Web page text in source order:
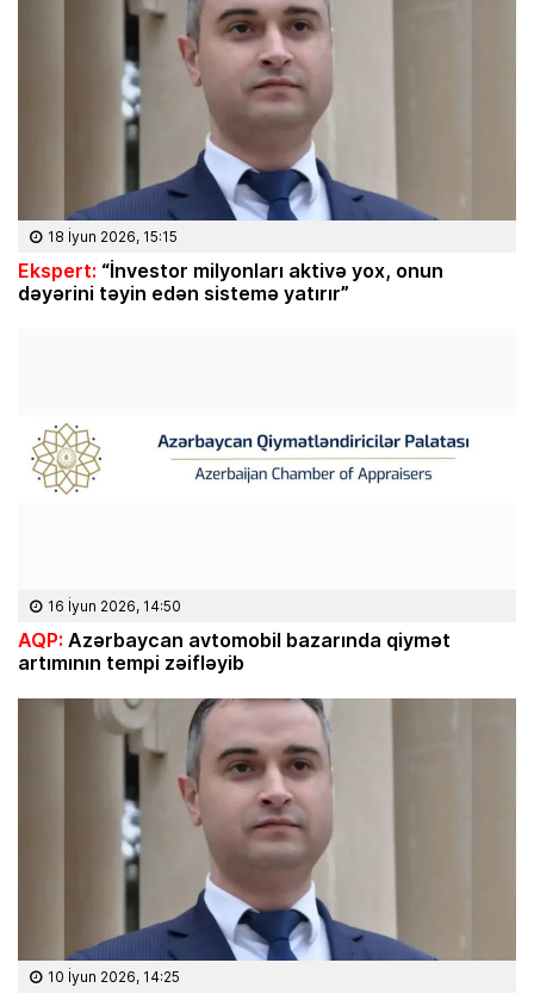
18 İyun 2026, 15:15
Ekspert: “İnvestor milyonları aktivə yox, onun
dəyərini təyin edən sistemə yatırır”
16 İyun 2026, 14:50
AQP: Azərbaycan avtomobil bazarında qiymət
artımının tempi zəifləyib
10 İyun 2026, 14:25